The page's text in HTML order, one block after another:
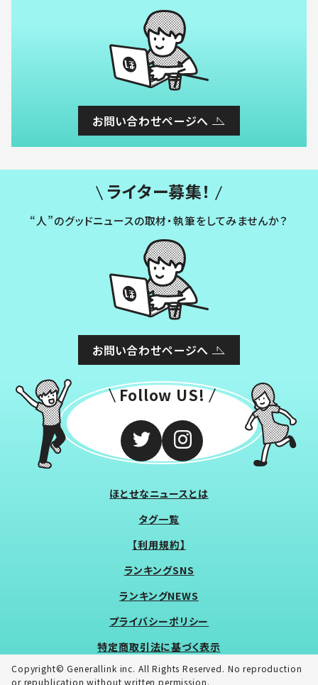
お問い合わせページへ
ライター募集！
“人”のグッドニュースの取材・執筆をしてみませんか？
お問い合わせページへ
Follow US!
ほとせなニュースとは
タグ一覧
【利用規約】
ランキングSNS
ランキングNEWS
プライバシーポリシー
特定商取引法に基づく表示
Copyright© Generallink inc. All Rights Reserved. No reproduction
or republication without written permission.